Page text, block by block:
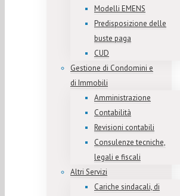
Modelli EMENS
Predisposizione delle
buste paga
CUD
Gestione di Condomini e
di Immobili
Amministrazione
Contabilità
Revisioni contabili
Consulenze tecniche,
legali e fiscali
Altri Servizi
Cariche sindacali, di